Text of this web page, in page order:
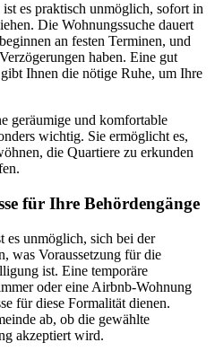
es praktisch unmöglich, sofort in
Die Wohnungssuche dauert
an festen Terminen, und
haben. Eine gut
Ihnen die nötige Ruhe, um Ihre
geräumige und komfortable
wichtig. Sie ermöglicht es,
die Quartiere zu erkunden
für Ihre Behördengänge
es unmöglich, sich bei der
was Voraussetzung für die
ist. Eine temporäre
oder eine Airbnb-Wohnung
für diese Formalität dienen.
ab, ob die gewählte
akzeptiert wird.